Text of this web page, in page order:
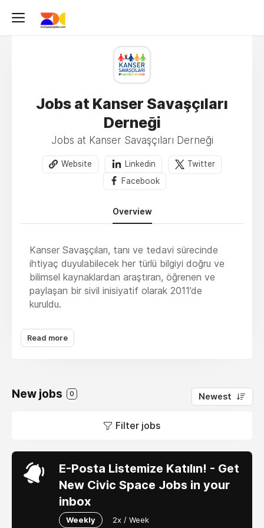
Jobs at Kanser Savaşçıları
Derneği
Jobs at Kanser Savaşçıları Derneği
Website Linkedin
Twitter
Facebook
Overview
Kanser Savaşçıları, tanı ve tedavi sürecinde
ihtiyaç duyulabilecek her türlü bilgiyi doğru ve
bilimsel kaynaklardan araştıran, öğrenen ve
paylaşan bir sivil inisiyatif olarak 2011’de
kuruldu.
Savaşçılarımız, tanı alanların ve yakınlarının
kanserle tanışma anından itibaren tedavi ve
hizmet verdikten sonra Kanser Savaşçıları,
2015’te dernekleşerek, kurumsal bir kimlik
tanı alanlarla paylaşmayı seven savaşçılarımız,
bilim insanlarımız ve kanserle mücadelede
herkesin bir sorumluluğu olduğuna inanan
gönüllülerimiz derneğimizin çatısı altında bir
araya geliyor.
Read more
New jobs 0 Newest
Filter jobs
E-Posta Listemize Katılın! - Get
New Civic Space Jobs in your
inbox
Weekly 2x / Week